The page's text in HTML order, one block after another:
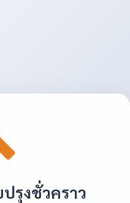
รุงชั่วคราว